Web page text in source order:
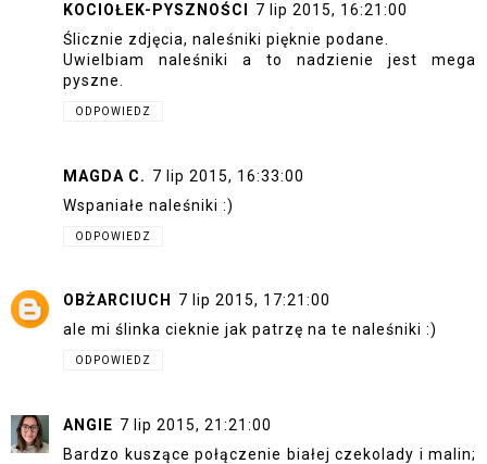
KOCIOŁEK-PYSZNOŚCI
7 lip 2015, 16:21:00
Ślicznie zdjęcia, naleśniki pięknie podane.
Uwielbiam naleśniki a to nadzienie jest mega
pyszne.
ODPOWIEDZ
MAGDA C. 7 lip 2015, 16:33:00
Wspaniałe naleśniki :)
ODPOWIEDZ
OBŻARCIUCH
7 lip 2015, 17:21:00
ale mi ślinka cieknie jak patrzę na te naleśniki :)
ODPOWIEDZ
ANGIE 7 lip 2015, 21:21:00
Bardzo kuszące połączenie białej czekolady i malin;